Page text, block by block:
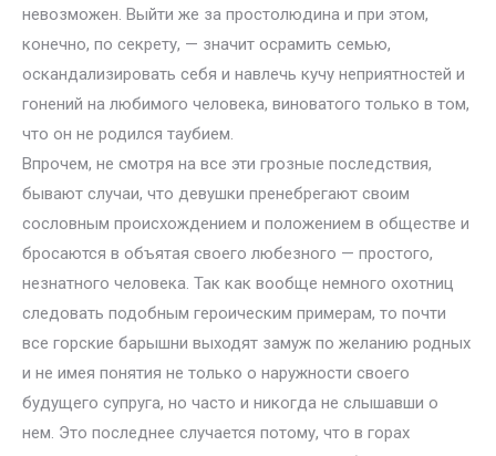
невозможен. Выйти же за простолюдина и при этом,
конечно, по секрету, — значит осрамить семью,
оскандализировать себя и навлечь кучу неприятностей и
гонений на любимого человека, виноватого только в том,
что он не родился таубием.
Впрочем, не смотря на все эти грозные последствия,
бывают случаи, что девушки пренебрегают своим
сословным происхождением и положением в обществе и
бросаются в объятая своего любезного — простого,
незнатного человека. Так как вообще немного охотниц
следовать подобным героическим примерам, то почти
все горские барышни выходят замуж по желанию родных
и не имея понятия не только о наружности своего
будущего супруга, но часто и никогда не слышавши о
нем. Это последнее случается потому, что в горах